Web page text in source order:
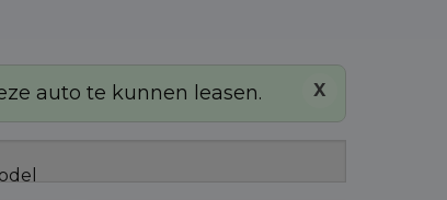
auto te kunnen leasen. X